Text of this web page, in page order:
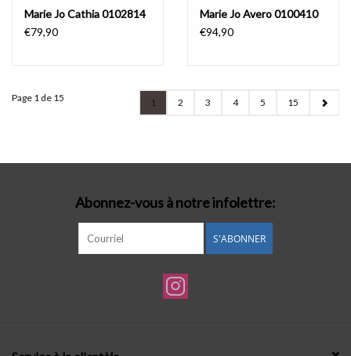
Marie Jo Cathia 0102814
€79,90
Marie Jo Avero 0100410
€94,90
Page 1 de 15 1 2 3 4 5 15
Abonnez-vous à notre infolettre:
S'ABONNER